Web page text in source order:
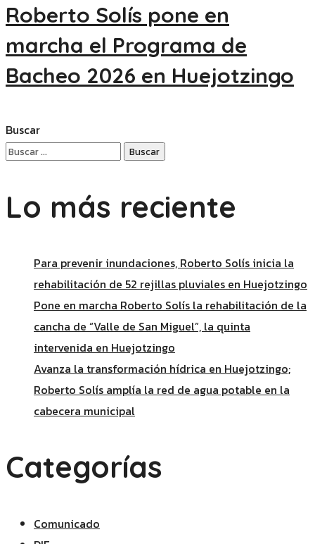
Roberto Solís pone en
marcha el Programa de
Bacheo 2026 en Huejotzingo
Buscar
Lo más reciente
Para prevenir inundaciones, Roberto Solís inicia la
rehabilitación de 52 rejillas pluviales en Huejotzingo
Pone en marcha Roberto Solís la rehabilitación de la
cancha de “Valle de San Miguel”, la quinta
intervenida en Huejotzingo
Avanza la transformación hídrica en Huejotzingo;
Roberto Solís amplía la red de agua potable en la
cabecera municipal
Categorías
Comunicado